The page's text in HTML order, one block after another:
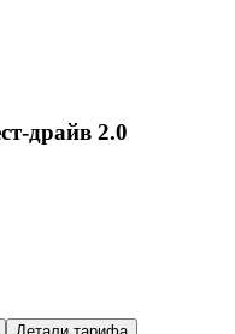
драйв 2.0
Детали тарифа